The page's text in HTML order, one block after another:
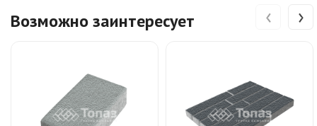
Возможно заинтересует ‹ ›